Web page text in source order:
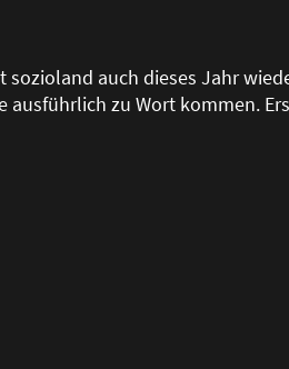
auch dieses Jahr
ausführlich zu Wort kommen.